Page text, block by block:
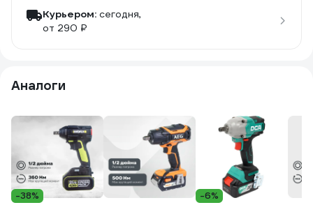
Курьером: сегодня,
от 290 ₽
Аналоги
-38% -6%